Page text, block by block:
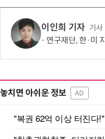
이인희 기자 기사
연구재단, 한·미 지역혁신 협
놓치면 아쉬운 정보 AD